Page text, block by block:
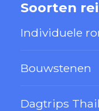
Soorten
Individuele
Bouwstenen
Dagtrips